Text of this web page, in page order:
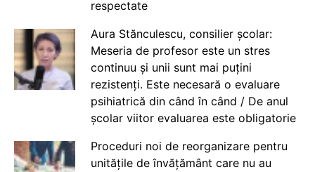
respectate
Aura Stănculescu, consilier școlar:
Meseria de profesor este un stres
continuu și unii sunt mai puțini
rezistenți. Este necesară o evaluare
psihiatrică din când în când / De anul
școlar viitor evaluarea este obligatorie
Proceduri noi de reorganizare pentru
unitățile de învățământ care nu au